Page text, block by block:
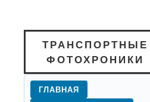
ТРАНСПОРТНЫЕ
ФОТОХРОНИКИ
ГЛАВНАЯ